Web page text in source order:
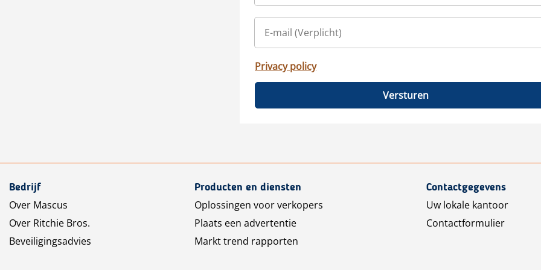
Privacy policy
Versturen
Bedrijf
Over Mascus
Over Ritchie Bros.
Beveiligingsadvies
Producten en diensten
Oplossingen voor verkopers
Plaats een advertentie
Markt trend rapporten
Contactgegevens
Uw lokale kantoor
Contactformulier